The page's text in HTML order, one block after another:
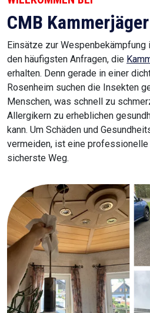
CMB Kammerjäger
Einsätze zur Wespenbekämpfung
den häufigsten Anfragen, die
erhalten. Denn gerade in einer
Rosenheim suchen die Insekten
Menschen, was schnell zu
Allergikern zu erheblichen
kann. Um Schäden und
vermeiden, ist eine
sicherste Weg.